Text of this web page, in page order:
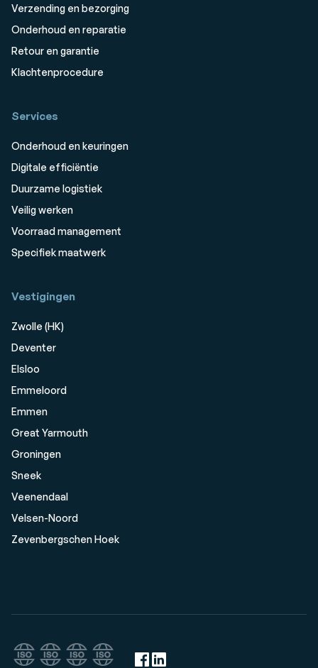
Verzending en bezorging
Onderhoud en reparatie
Retour en garantie
Klachtenprocedure
Services
Onderhoud en keuringen
Digitale efficiëntie
Duurzame logistiek
Veilig werken
Voorraad management
Specifiek maatwerk
Vestigingen
Zwolle (HK)
Deventer
Elsloo
Emmeloord
Emmen
Great Yarmouth
Groningen
Sneek
Veenendaal
Velsen-Noord
Zevenbergschen Hoek